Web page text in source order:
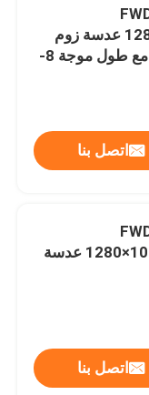
1280×1024@12μm عدسة زوم
ذات محرك LWIR مع طول موجة 8-
اتصل بنا
1280×1024@12μm LWIR عدسة
اتصل بنا